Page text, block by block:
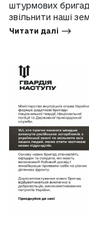
штурмових
звільнити наші
Читати далі